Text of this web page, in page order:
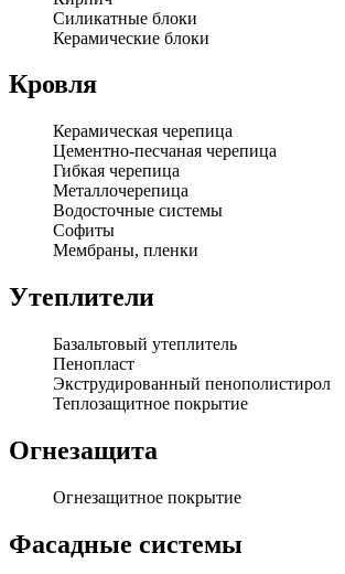
Силикатные блоки
Керамические блоки
Кровля
Керамическая черепица
Цементно-песчаная черепица
Гибкая черепица
Металлочерепица
Водосточные системы
Софиты
Мембраны, пленки
Утеплители
Базальтовый утеплитель
Пенопласт
Экструдированный пенополистирол
Теплозащитное покрытие
Огнезащита
Огнезащитное покрытие
Фасадные системы